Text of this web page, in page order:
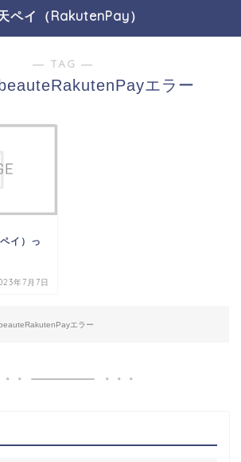
ペイ（RakutenPay）
― TAG ―
エラー
イ）っ
年7月7日
エラー